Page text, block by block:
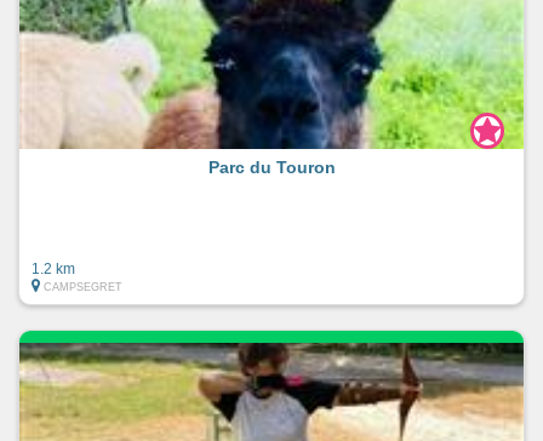
Parc du Touron
1.2 km
CAMPSEGRET